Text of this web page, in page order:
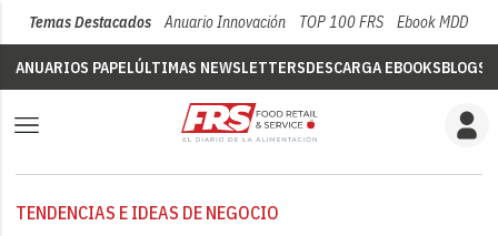
Temas Destacados Anuario Innovación TOP 100 FRS Ebook MDD
ANUARIOS PAPELÚLTIMAS NEWSLETTERSDESCARGA EBOOKSBLOGS
TENDENCIAS E IDEAS DE NEGOCIO